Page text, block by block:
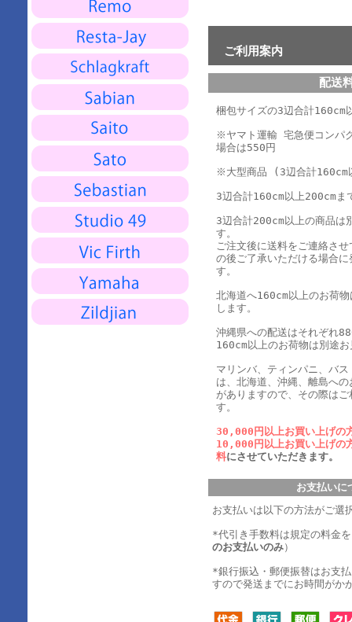
ご利用案内
配送
梱包サイズの3辺合計
※ヤマト運輸 宅急便コンパ
場合は550円
※大型商品 (3辺合計160cm
3辺合計160cm以上200cm
3辺合計200cm以上の商品は
す。
ご注文後に送料をご連絡さ
の後ご了承いただける場合
す。
北海道へ160cm以上のお荷
します。
沖縄県への配送はそれぞれ
160cm以上のお荷物は別途
マリンバ、ティンパニ、バ
は、北海道、沖縄、離島へ
がありますので、その際は
す。
30,000円以上お買い上げの
10,000円以上お買い上げの
料にさせていただきます。
お支払いに
お支払いは以下の方法がご選
*代引き手数料は規定の料金
のお支払いのみ）
*銀行振込・郵便振替はお支
すので発送までにお時間がか